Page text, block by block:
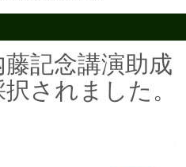
記念講演助成
されました。